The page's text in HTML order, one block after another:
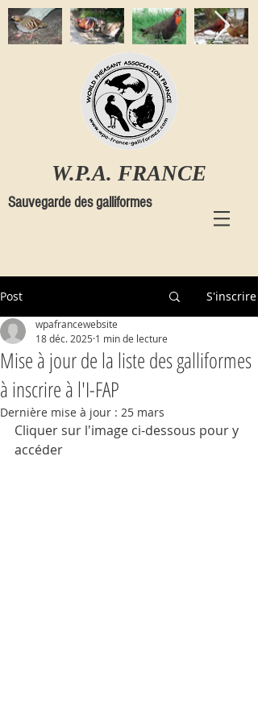
W.P.A. FRANCE
Sauvegarde des galliformes
Post S'inscrire
Mise à jour de la liste des galliformes
à inscrire à l'I-FAP
wpafrancewebsite
18 déc. 2025 1 min de lecture
Dernière mise à jour : 25 mars
Cliquer sur l'image ci-dessous pour y
accéder